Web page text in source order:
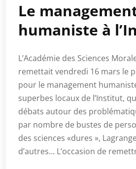
Le
humaniste à
L’Académie des Sciences
remettait vendredi 16 mars le
pour le management
superbes locaux de l’Institut,
débats autour des
par nombre de bustes de
des sciences «dures »,
d’autres… L’occasion de